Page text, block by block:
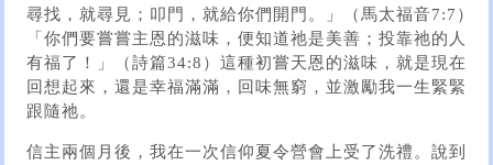
尋找，就尋見；叩門，就給你們開門。」（馬太福音7:7）
「你們要嘗嘗主恩的滋味，便知道祂是美善；投靠祂的人
有福了！」（詩篇34:8）這種初嘗天恩的滋味，就是現在
回想起來，還是幸福滿滿，回味無窮，並激勵我一生緊緊
跟隨祂。
信主兩個月後，我在一次信仰夏令營會上受了洗禮。說到